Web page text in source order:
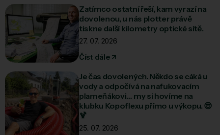
Zatímco ostatní řeší, kam vyrazí na
dovolenou, u nás plotter právě
tiskne další kilometry optické sítě.
27. 07. 2026
Číst dále
Je čas dovolených. Někdo se cáká u
vody a odpočívá na nafukovacím
plameňákovi… my si hovíme na
klubku Kopoflexu přímo u výkopu. 😎
🍹
25. 07. 2026